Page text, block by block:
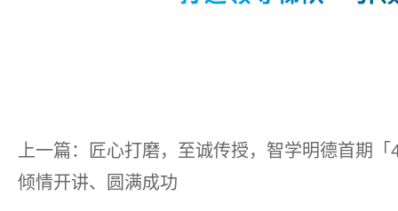
上一篇：匠心打磨，至诚传授，智学明德首期
倾情开讲、圆满成功